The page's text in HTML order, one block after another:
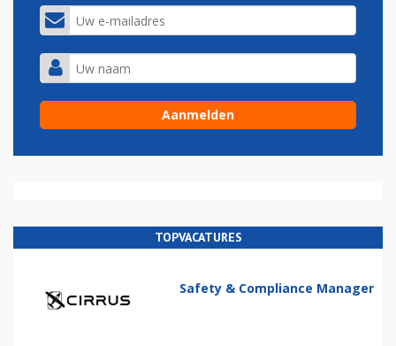
TOPVACATURES
Safety & Compliance Manager